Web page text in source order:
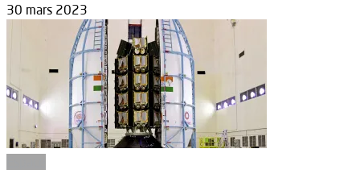
30 mars 2023